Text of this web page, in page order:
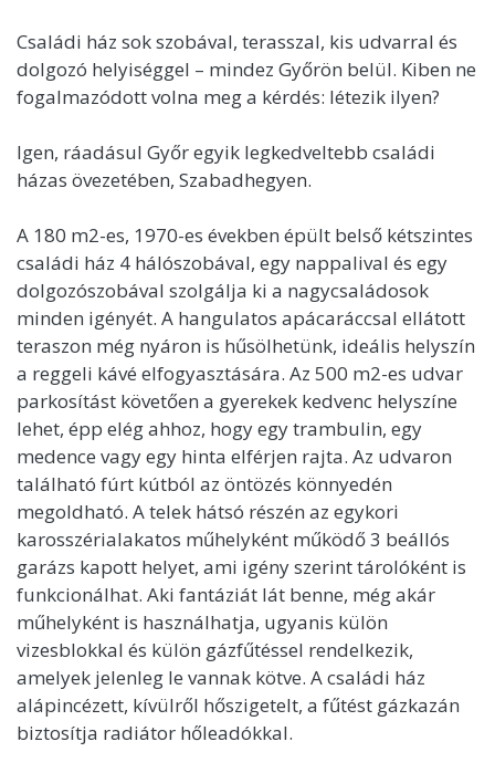
Családi ház sok szobával, terasszal, kis udvarral és
dolgozó helyiséggel – mindez Győrön belül. Kiben ne
fogalmazódott volna meg a kérdés: létezik ilyen?
Igen, ráadásul Győr egyik legkedveltebb családi
házas övezetében, Szabadhegyen.
A 180 m2-es, 1970-es években épült belső kétszintes
családi ház 4 hálószobával, egy nappalival és egy
dolgozószobával szolgálja ki a nagycsaládosok
minden igényét. A hangulatos apácaráccsal ellátott
teraszon még nyáron is hűsölhetünk, ideális helyszín
a reggeli kávé elfogyasztására. Az 500 m2-es udvar
parkosítást követően a gyerekek kedvenc helyszíne
lehet, épp elég ahhoz, hogy egy trambulin, egy
medence vagy egy hinta elférjen rajta. Az udvaron
található fúrt kútból az öntözés könnyedén
megoldható. A telek hátsó részén az egykori
karosszérialakatos műhelyként működő 3 beállós
garázs kapott helyet, ami igény szerint tárolóként is
funkcionálhat. Aki fantáziát lát benne, még akár
műhelyként is használhatja, ugyanis külön
vizesblokkal és külön gázfűtéssel rendelkezik,
amelyek jelenleg le vannak kötve. A családi ház
alápincézett, kívülről hőszigetelt, a fűtést gázkazán
biztosítja radiátor hőleadókkal.